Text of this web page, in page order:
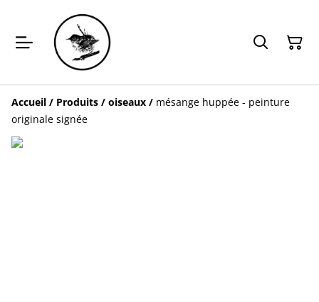
Accueil / Produits / oiseaux / mésange huppée - peinture
originale signée